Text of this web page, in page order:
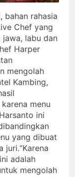
bahan rahasia
Chef yang
labu dan
Harper
mengolah
Kambing,
menu
ini
yang dibuat
juri.“Karena
adalah
mengolah